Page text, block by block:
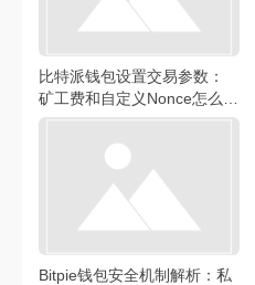
比特派钱包设置交易参数：
矿工费和自定义Nonce怎么调
省钱省时间
Bitpie钱包安全机制解析：私